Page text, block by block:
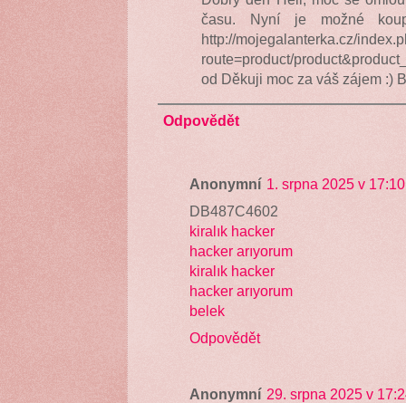
času. Nyní je možné
http://mojegalanterka.cz/
route=product/
od Děkuji moc za váš zájem :)
Odpovědět
Anonymní 1. srpna 2025 v 17:10
DB487C4602
kiralık hacker
hacker arıyorum
kiralık hacker
hacker arıyorum
belek
Odpovědět
Anonymní 29. srpna 2025 v